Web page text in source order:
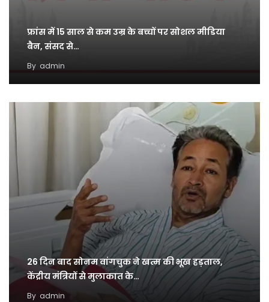
फ्रांस में 15 साल से कम उम्र के बच्चों पर सोशल मीडिया
बैन, संसद से…
By admin
26 दिन बाद सोनम वांगचुक ने खत्म की भूख हड़ताल,
केंद्रीय मंत्रियों से मुलाकात के…
By admin